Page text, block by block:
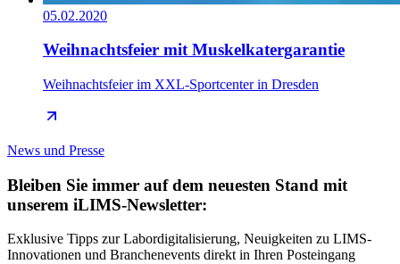
05.02.2020
Weihnachtsfeier mit Muskelkatergarantie
Weihnachtsfeier im XXL-Sportcenter in Dresden
News und Presse
Bleiben Sie immer auf dem neuesten Stand mit
unserem iLIMS-Newsletter:
Exklusive Tipps zur Labordigitalisierung, Neuigkeiten zu LIMS-
Innovationen und Branchenevents direkt in Ihren Posteingang